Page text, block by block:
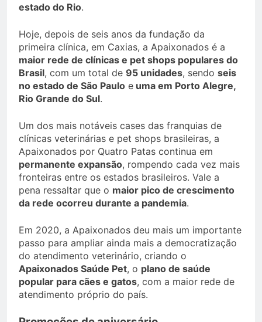
estado do Rio.
Hoje, depois de seis anos da fundação da
primeira clínica, em Caxias, a Apaixonados é a
maior rede de clínicas e pet shops populares do
Brasil, com um total de 95 unidades, sendo seis
no estado de São Paulo e uma em Porto Alegre,
Rio Grande do Sul.
Um dos mais notáveis cases das franquias de
clínicas veterinárias e pet shops brasileiras, a
Apaixonados por Quatro Patas continua em
permanente expansão, rompendo cada vez mais
fronteiras entre os estados brasileiros. Vale a
pena ressaltar que o maior pico de crescimento
da rede ocorreu durante a pandemia.
Em 2020, a Apaixonados deu mais um importante
passo para ampliar ainda mais a democratização
do atendimento veterinário, criando o
Apaixonados Saúde Pet, o plano de saúde
popular para cães e gatos, com a maior rede de
atendimento próprio do país.